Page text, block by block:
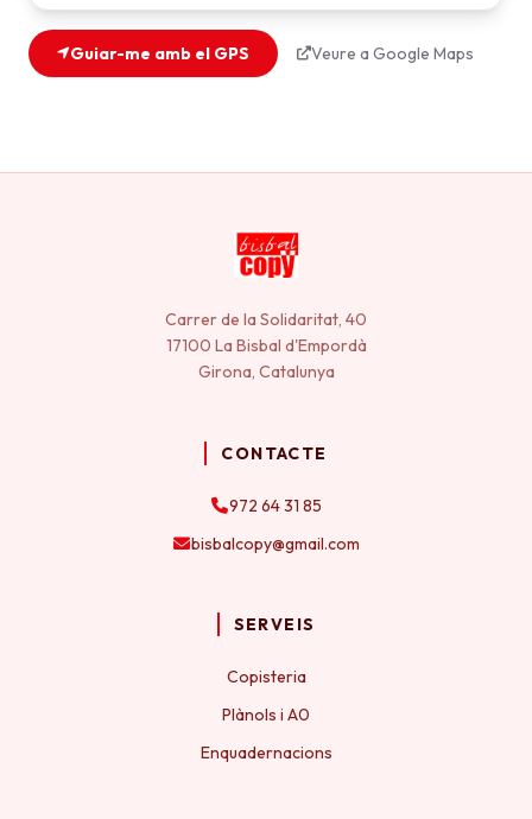
Guiar-me amb el GPS Veure a Google Maps
Carrer de la Solidaritat, 40
17100 La Bisbal d'Empordà
Girona, Catalunya
CONTACTE
972 64 31 85
bisbalcopy@gmail.com
SERVEIS
Copisteria
Plànols i A0
Enquadernacions